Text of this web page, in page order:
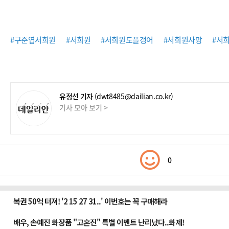
#구준엽서희원 #서희원 #서희원도플갱어 #서희원사망 #서
유정선 기자 (dwt8485@dailian.co.kr)
기사 모아 보기 >
0